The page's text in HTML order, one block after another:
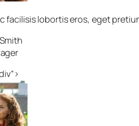
facilisis lobortis eros, eget